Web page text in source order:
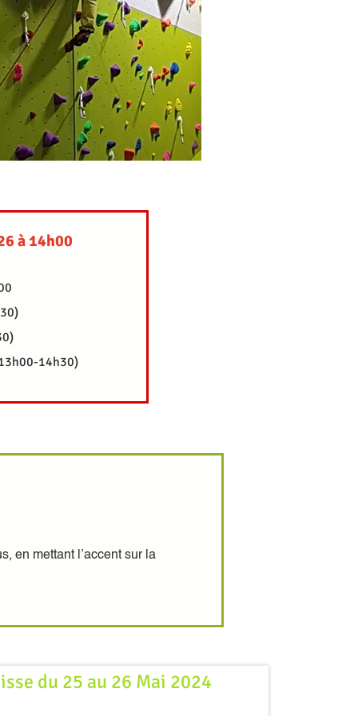
à 14h00
14h30)
en mettant l’accent sur la
du 25 au 26 Mai 2024